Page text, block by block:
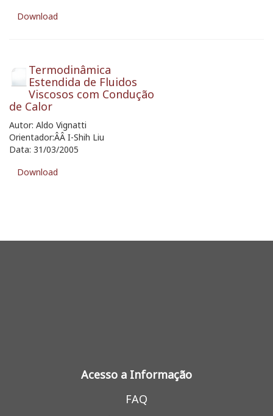
Download
Termodinâmica
Estendida de Fluidos
Viscosos com Condução
de Calor
Autor: Aldo Vignatti
Orientador:ÂÂ I-Shih Liu
Data: 31/03/2005
Download
Acesso a Informação
FAQ